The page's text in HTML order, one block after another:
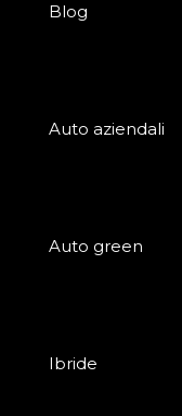
Blog
Auto aziendali
Auto green
Ibride